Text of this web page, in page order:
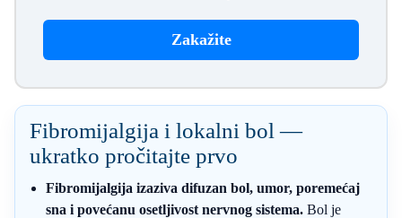
Zakažite
Fibromijalgija i lokalni bol —
ukratko pročitajte prvo
Fibromijalgija izaziva difuzan bol, umor, poremećaj
sna i povećanu osetljivost nervnog sistema. Bol je